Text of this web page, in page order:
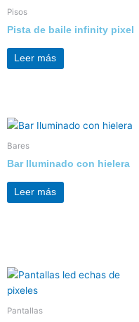
Pisos
Pista de baile infinity pixel
Leer más
Bares
Bar Iluminado con hielera
Leer más
Pantallas